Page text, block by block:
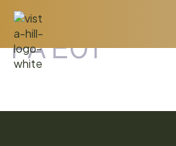
PA E01